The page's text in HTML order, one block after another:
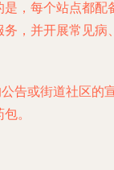
，每个站点都配
，并开展常见病
告或街道社区的
。